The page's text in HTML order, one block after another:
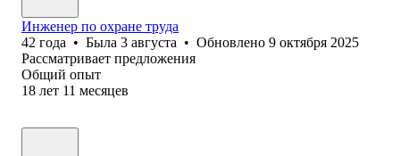
Инженер по охране труда
42 года • Была 3 августа • Обновлено 9 октября 2025
Рассматривает предложения
Общий опыт
18 лет 11 месяцев